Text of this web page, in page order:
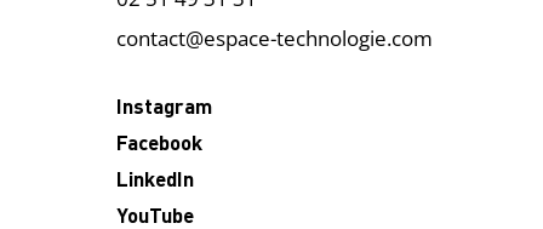
contact@espace-technologie.com
Instagram
Facebook
LinkedIn
YouTube